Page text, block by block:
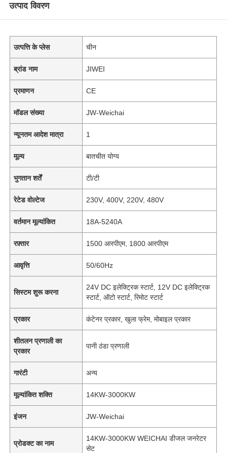
उत्पाद विवरण
उत्पत्ति के प्लेस चीन
ब्रांड नाम JIWEI
प्रमाणन CE
मॉडल संख्या JW-Weichai
न्यूनतम आदेश मात्रा 1
मूल्य बातचीत योग्य
भुगतान शर्तें टी/टी
रेटेड वोल्टेज 230V, 400V, 220V, 480V
वर्तमान मूल्यांकित 18A-5240A
रफ़्तार 1500 आरपीएम, 1800 आरपीएम
आवृत्ति 50/60Hz
सिस्टम शुरू करना
24V DC इलेक्ट्रिक स्टार्ट, 12V DC इलेक्ट्रिक
स्टार्ट, ऑटो स्टार्ट, रिमोट स्टार्ट
प्रकार कंटेनर प्रकार, खुला फ्रेम, मोबाइल प्रकार
शीतलन प्रणाली का
प्रकार
पानी ठंडा प्रणाली
गारंटी अन्य
मूल्यांकित शक्ति 14KW-3000KW
इंजन JW-Weichai
प्रोडक्ट का नाम
14KW-3000KW WEICHAI डीजल जनरेटर
सेट